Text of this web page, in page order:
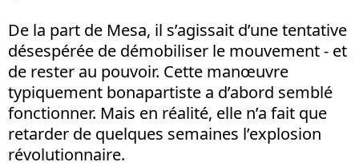
De la part de Mesa, il s’agissait d’une tentative
désespérée de démobiliser le mouvement - et
de rester au pouvoir. Cette manœuvre
typiquement bonapartiste a d’abord semblé
fonctionner. Mais en réalité, elle n’a fait que
retarder de quelques semaines l’explosion
révolutionnaire.